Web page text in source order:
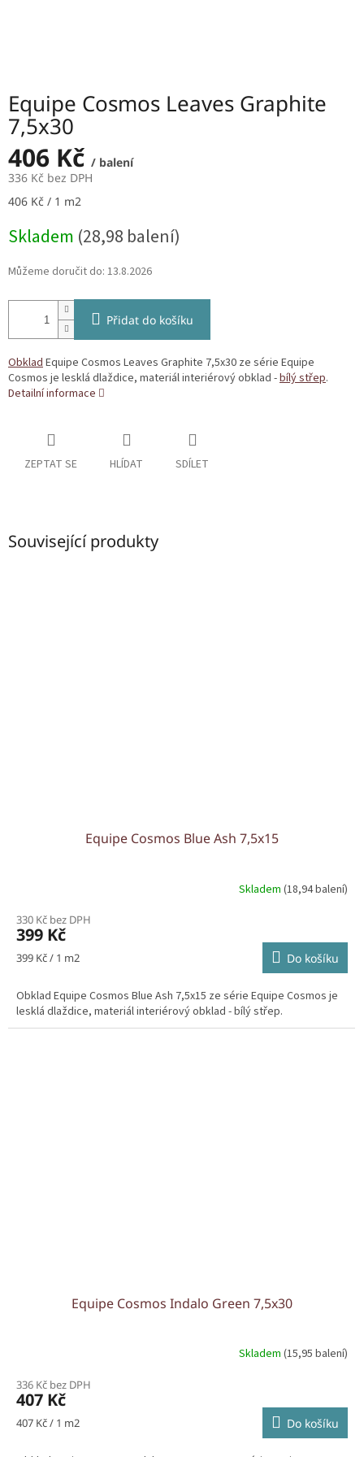
Equipe Cosmos Leaves Graphite
7,5x30
406 Kč / balení
336 Kč bez DPH
Měrná
406 Kč / 1 m2
Skladem (28,98 balení)
Můžeme doručit do: 13.8.2026
Přidat do košíku
ObkladEquipe Cosmos Leaves Graphite 7,5x30 ze série Equipe
Cosmos je lesklá dlaždice, materiál interiérový obklad -bílý střep.
Detailní informace
ZEPTAT SE HLÍDAT SDÍLET
Související produkty
Equipe Cosmos Blue Ash 7,5x15
Skladem (18,94 balení)
330 Kč bez DPH
399 Kč
Měrná
399 Kč / 1 m2 Do košíku
Obklad Equipe Cosmos Blue Ash 7,5x15 ze série Equipe Cosmos je
lesklá dlaždice, materiál interiérový obklad - bílý střep.
Equipe Cosmos Indalo Green 7,5x30
Skladem (15,95 balení)
336 Kč bez DPH
407 Kč
Měrná
407 Kč / 1 m2 Do košíku